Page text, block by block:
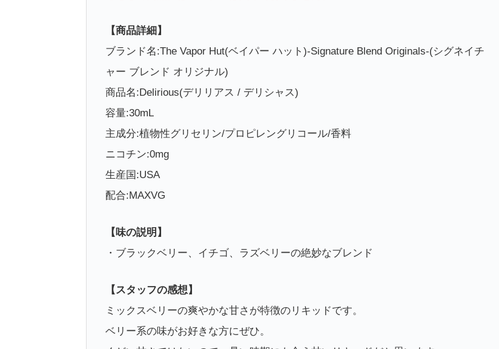
【商品詳細】
ブランド名:The Vapor Hut(ベイパー ハット)-Signature Blend Originals-(シグネイチ
ャー ブレンド オリジナル)
商品名:Delirious(デリリアス / デリシャス)
容量:30mL
主成分:植物性グリセリン/プロピレングリコール/香料
ニコチン:0mg
生産国:USA
配合:MAXVG
【味の説明】
・ブラックベリー、イチゴ、ラズベリーの絶妙なブレンド
【スタッフの感想】
ミックスベリーの爽やかな甘さが特徴のリキッドです。
ベリー系の味がお好きな方にぜひ。